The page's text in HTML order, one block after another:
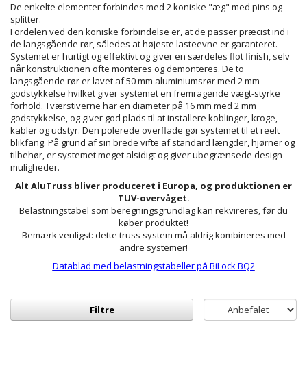
De enkelte elementer forbindes med 2 koniske "æg" med pins og
splitter.
Fordelen ved den koniske forbindelse er, at de passer præcist ind i
de langsgående rør, således at højeste lasteevne er garanteret.
Systemet er hurtigt og effektivt og giver en særdeles flot finish, selv
når konstruktionen ofte monteres og demonteres. De to
langsgående rør er lavet af 50 mm aluminiumsrør med 2 mm
godstykkelse hvilket giver systemet en fremragende vægt-styrke
forhold. Tværstiverne har en diameter på 16 mm med 2 mm
godstykkelse, og giver god plads til at installere koblinger, kroge,
kabler og udstyr. Den polerede overflade gør systemet til et reelt
blikfang. På grund af sin brede vifte af standard længder, hjørner og
tilbehør, er systemet meget alsidigt og giver ubegrænsede design
muligheder.
Alt AluTruss bliver produceret i Europa, og produktionen er
TUV-overvåget.
Belastningstabel som beregningsgrundlag kan rekvireres, før du
køber produktet!
Bemærk venligst: dette truss system må aldrig kombineres med
andre systemer!
Datablad med belastningstabeller på BiLock BQ2
Filtre